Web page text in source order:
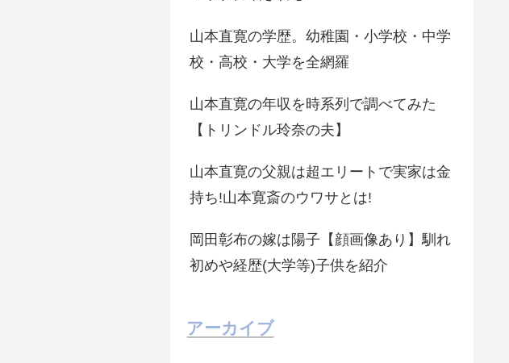
山本直寛の学歴。幼稚園・小学校・中学
校・高校・大学を全網羅
山本直寛の年収を時系列で調べてみた
【トリンドル玲奈の夫】
山本直寛の父親は超エリートで実家は金
持ち!山本寛斎のウワサとは!
岡田彰布の嫁は陽子【顔画像あり】馴れ
初めや経歴(大学等)子供を紹介
アーカイブ